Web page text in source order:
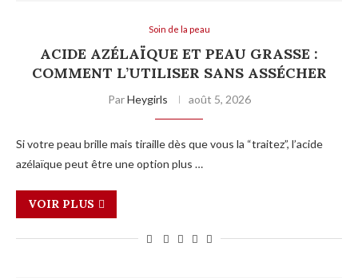
Soin de la peau
ACIDE AZÉLAÏQUE ET PEAU GRASSE :
COMMENT L’UTILISER SANS ASSÉCHER
ParHeygirls août 5, 2026
Si votre peau brille mais tiraille dès que vous la “traitez”, l’acide
azélaïque peut être une option plus …
VOIR PLUS